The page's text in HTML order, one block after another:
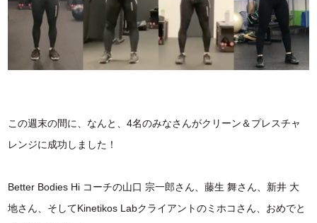
この週末の間に、なんと、4名のみなさんがクリーン＆プレスチャ
レンジに成功しました！
Better Bodies Hi コーチの山口 宗一郎さん、藤生 舞さん、新井 大
地さん、そしてKinetikos Labクライアントのミホコさん、おめでと